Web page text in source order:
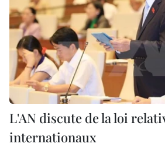
L'AN discute de la loi
internationaux